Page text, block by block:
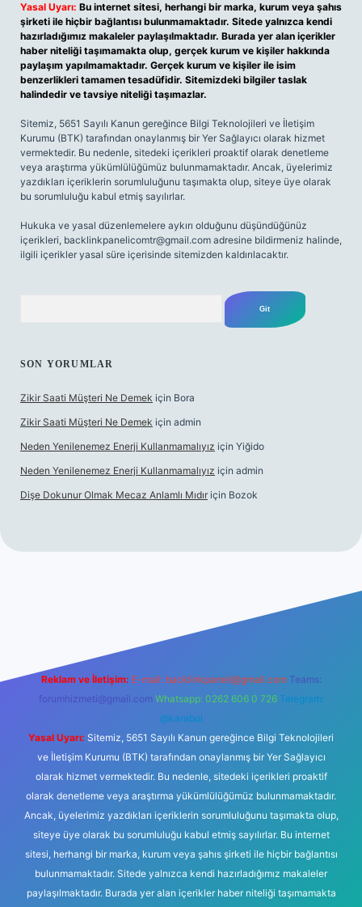
Yasal Uyarı: Bu internet sitesi, herhangi bir marka, kurum veya şahıs
şirketi ile hiçbir bağlantısı bulunmamaktadır. Sitede yalnızca kendi
hazırladığımız makaleler paylaşılmaktadır. Burada yer alan içerikler
haber niteliği taşımamakta olup, gerçek kurum ve kişiler hakkında
paylaşım yapılmamaktadır. Gerçek kurum ve kişiler ile isim
benzerlikleri tamamen tesadüfidir. Sitemizdeki bilgiler taslak
halindedir ve tavsiye niteliği taşımazlar.
Sitemiz, 5651 Sayılı Kanun gereğince Bilgi Teknolojileri ve İletişim
Kurumu (BTK) tarafından onaylanmış bir Yer Sağlayıcı olarak hizmet
vermektedir. Bu nedenle, sitedeki içerikleri proaktif olarak denetleme
veya araştırma yükümlülüğümüz bulunmamaktadır. Ancak, üyelerimiz
yazdıkları içeriklerin sorumluluğunu taşımakta olup, siteye üye olarak
bu sorumluluğu kabul etmiş sayılırlar.
Hukuka ve yasal düzenlemelere aykırı olduğunu düşündüğünüz
içerikleri, backlinkpanelicomtr@gmail.com adresine bildirmeniz halinde,
ilgili içerikler yasal süre içerisinde sitemizden kaldırılacaktır.
SON YORUMLAR
Zikir Saati Müşteri Ne Demek için Bora
Zikir Saati Müşteri Ne Demek için admin
Neden Yenilenemez Enerji Kullanmamalıyız için Yiğido
Neden Yenilenemez Enerji Kullanmamalıyız için admin
Dişe Dokunur Olmak Mecaz Anlamlı Mıdır için Bozok
Reklam ve İletişim: E-mail: backlinkpaneli@gmail.com Teams:
forumhizmeti@gmail.com Whatsapp: 0262 606 0 726 Telegram:
@karabul
Yasal Uyarı: Sitemiz, 5651 Sayılı Kanun gereğince Bilgi Teknolojileri
ve İletişim Kurumu (BTK) tarafından onaylanmış bir Yer Sağlayıcı
olarak hizmet vermektedir. Bu nedenle, sitedeki içerikleri proaktif
olarak denetleme veya araştırma yükümlülüğümüz bulunmamaktadır.
Ancak, üyelerimiz yazdıkları içeriklerin sorumluluğunu taşımakta olup,
siteye üye olarak bu sorumluluğu kabul etmiş sayılırlar. Bu internet
sitesi, herhangi bir marka, kurum veya şahıs şirketi ile hiçbir bağlantısı
bulunmamaktadır. Sitede yalnızca kendi hazırladığımız makaleler
paylaşılmaktadır. Burada yer alan içerikler haber niteliği taşımamakta